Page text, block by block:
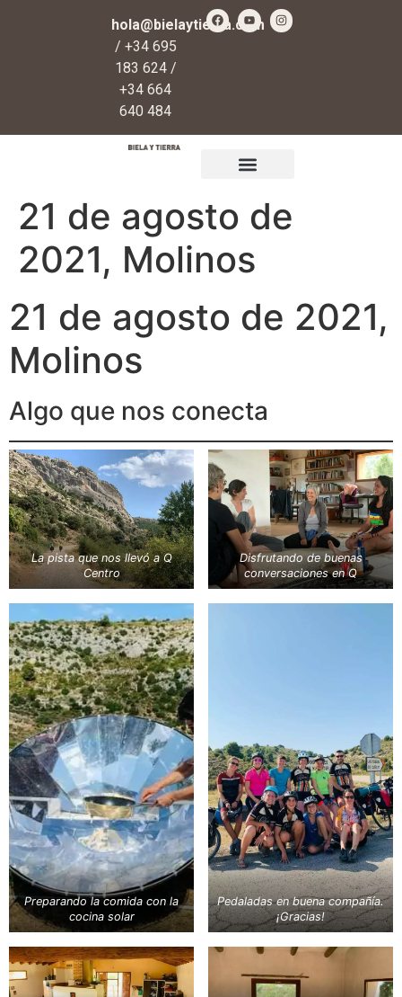
hola@bielaytierra.com
/ +34 695
183 624 /
+34 664
640 484
21 de agosto de
2021, Molinos
21 de agosto de 2021,
Molinos
Algo que nos conecta
La pista que nos llevó a Q
Centro
Disfrutando de buenas
conversaciones en Q
Preparando la comida con la
cocina solar
Pedaladas en buena compañía.
¡Gracias!